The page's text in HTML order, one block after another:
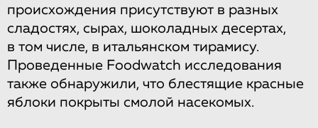
происхождения присутствуют в разных
сладостях, сырах, шоколадных десертах,
в том числе, в итальянском тирамису.
Проведенные Foodwatch исследования
также обнаружили, что блестящие красные
яблоки покрыты смолой насекомых.